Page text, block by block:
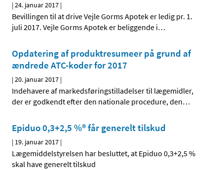
|24. januar 2017 |
Bevillingen til at drive Vejle Gorms Apotek er ledig pr. 1.
juli 2017. Vejle Gorms Apotek er beliggende i…
Opdatering af produktresumeer på grund af
ændrede ATC-koder for 2017
|20. januar 2017 |
Indehavere af markedsføringstilladelser til lægemidler,
der er godkendt efter den nationale procedure, den…
Epiduo 0,3+2,5 %® får generelt tilskud
| 19. januar 2017 |
Lægemiddelstyrelsen har besluttet, at Epiduo 0,3+2,5 %
skal have generelt tilskud